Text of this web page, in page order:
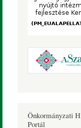
Önkormányzati
Portál